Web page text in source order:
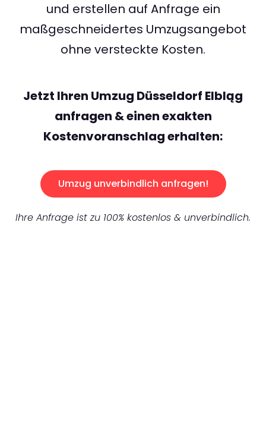
und erstellen auf Anfrage ein
maßgeschneidertes Umzugsangebot
ohne versteckte Kosten.
Jetzt Ihren Umzug Düsseldorf Elbląg
anfragen & einen exakten
Kostenvoranschlag erhalten:
Umzug unverbindlich anfragen!
Ihre Anfrage ist zu 100% kostenlos & unverbindlich.